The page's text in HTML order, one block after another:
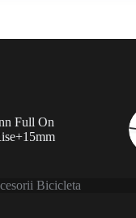
Full On
Bicicleta